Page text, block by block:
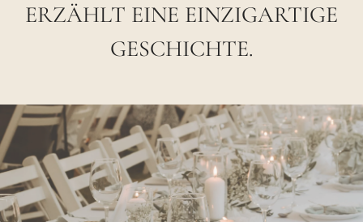
ERZÄHLT EINE EINZIGARTIGE
GESCHICHTE.